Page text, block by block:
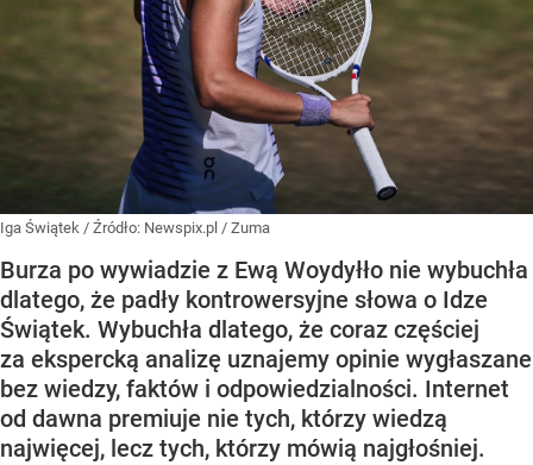
Iga Świątek / Źródło: Newspix.pl / Zuma
Burza po wywiadzie z Ewą Woydyłło nie wybuchła
dlatego, że padły kontrowersyjne słowa o Idze
Świątek. Wybuchła dlatego, że coraz częściej
za ekspercką analizę uznajemy opinie wygłaszane
bez wiedzy, faktów i odpowiedzialności. Internet
od dawna premiuje nie tych, którzy wiedzą
najwięcej, lecz tych, którzy mówią najgłośniej.